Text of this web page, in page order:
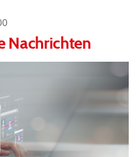
Nachrichten